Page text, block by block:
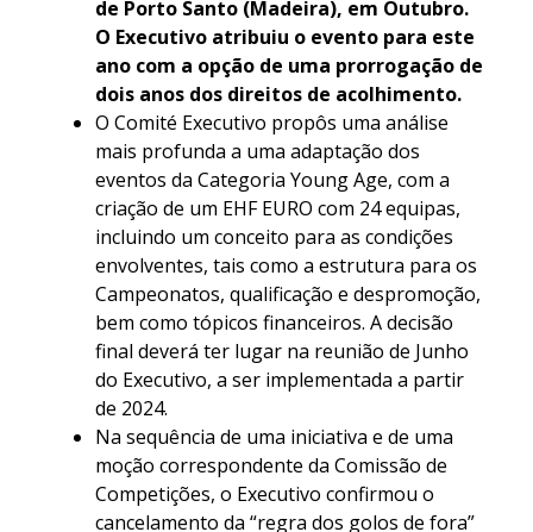
de Porto Santo (Madeira), em Outubro.
O Executivo atribuiu o evento para este
ano com a opção de uma prorrogação de
dois anos dos direitos de acolhimento.
O Comité Executivo propôs uma análise
mais profunda a uma adaptação dos
eventos da Categoria Young Age, com a
criação de um EHF EURO com 24 equipas,
incluindo um conceito para as condições
envolventes, tais como a estrutura para os
Campeonatos, qualificação e despromoção,
bem como tópicos financeiros. A decisão
final deverá ter lugar na reunião de Junho
do Executivo, a ser implementada a partir
de 2024.
Na sequência de uma iniciativa e de uma
moção correspondente da Comissão de
Competições, o Executivo confirmou o
cancelamento da “regra dos golos de fora”